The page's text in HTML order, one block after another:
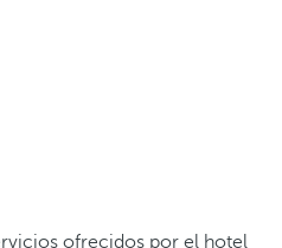
ofrecidos por el hotel